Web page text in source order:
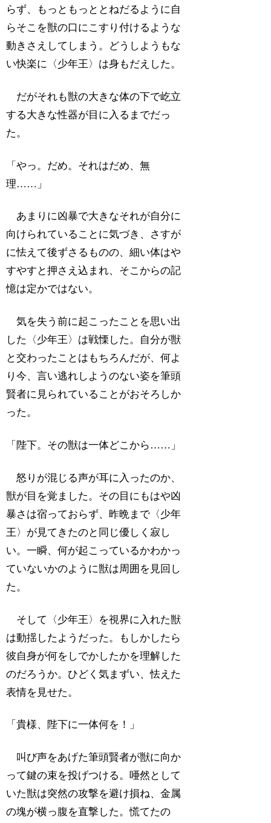
らず、もっともっととねだるように自
らそこを獣の口にこすり付けるような
動きさえしてしまう。どうしようもな
い快楽に〈少年王〉は身もだえした。
だがそれも獣の大きな体の下で屹立
する大きな性器が目に入るまでだっ
た。
「やっ。だめ。それはだめ、無
理……」
あまりに凶暴で大きなそれが自分に
向けられていることに気づき、さすが
に怯えて後ずさるものの、細い体はや
すやすと押さえ込まれ、そこからの記
憶は定かではない。
気を失う前に起こったことを思い出
した〈少年王〉は戦慄した。自分が獣
と交わったことはもちろんだが、何よ
り今、言い逃れしようのない姿を筆頭
賢者に見られていることがおそろしか
った。
「陛下。その獣は一体どこから……」
怒りが混じる声が耳に入ったのか、
獣が目を覚ました。その目にもはや凶
暴さは宿っておらず、昨晩まで〈少年
王〉が見てきたのと同じ優しく寂し
い。一瞬、何が起こっているかわかっ
ていないかのように獣は周囲を見回し
た。
そして〈少年王〉を視界に入れた獣
は動揺したようだった。もしかしたら
彼自身が何をしでかしたかを理解した
のだろうか。ひどく気まずい、怯えた
表情を見せた。
「貴様、陛下に一体何を！」
叫び声をあげた筆頭賢者が獣に向か
って鍵の束を投げつける。唖然として
いた獣は突然の攻撃を避け損ね、金属
の塊が横っ腹を直撃した。慌てたの